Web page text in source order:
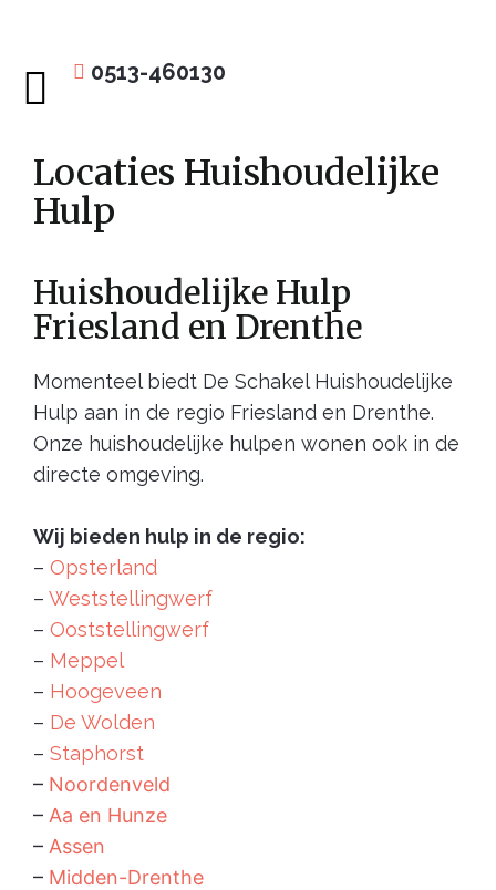
0513-460130
Locaties Huishoudelijke
Hulp
Huishoudelijke Hulp
Friesland en Drenthe
Momenteel biedt De Schakel Huishoudelijke
Hulp aan in de regio Friesland en Drenthe.
Onze huishoudelijke hulpen wonen ook in de
directe omgeving.
Wij bieden hulp in de regio:
– Opsterland
– Weststellingwerf
– Ooststellingwerf
– Meppel
– Hoogeveen
– De Wolden
– Staphorst
– Noordenveld
– Aa en Hunze
– Assen
– Midden-Drenthe